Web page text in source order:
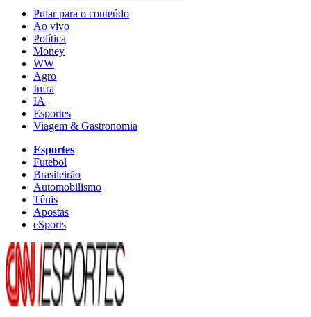
Pular para o conteúdo
Ao vivo
Política
Money
WW
Agro
Infra
IA
Esportes
Viagem & Gastronomia
Esportes
Futebol
Brasileirão
Automobilismo
Tênis
Apostas
eSports